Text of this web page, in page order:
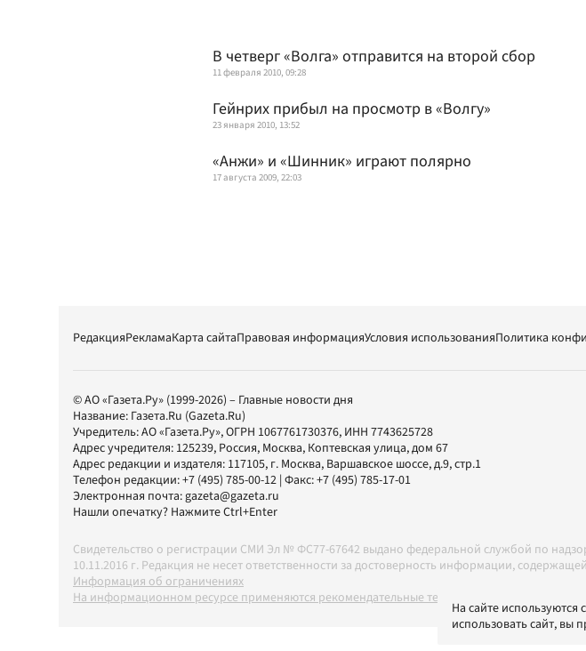
В четверг «Волга» отправится на второй сбор
11 февраля 2010, 09:28
Гейнрих прибыл на просмотр в «Волгу»
23 января 2010, 13:52
«Анжи» и «Шинник» играют полярно
17 августа 2009, 22:03
РедакцияРекламаКарта сайтаПравовая информацияУсловия использованияПолитика
© АО «Газета.Ру» (1999-2026) – Главные новости дня
Название: Газета.Ru (Gazeta.Ru)
Учредитель:АО «Газета.Ру», ОГРН 1067761730376, ИНН 7743625728
Адрес учредителя: 125239, Россия, Москва, Коптевская улица, дом 67
Адрес редакции и издателя: 117105, г. Москва, Варшавское шоссе, д.9, стр.1
Телефон редакции:+7 (495) 785-00-12 | Факс:+7 (495) 785-17-01
Электронная почта:gazeta@gazeta.ru
Нашли опечатку? Нажмите Ctrl+Enter
Свидетельство о регистрации СМИ Эл № ФС77-67642 выдано федеральной службой по
10.11.2016 г. Редакция не несет ответственности за достоверность информации,
Информация об ограничениях
На информационном ресурсе применяются рекомендательные технологии в соответствии с
На сайте
использовать сайт, вы